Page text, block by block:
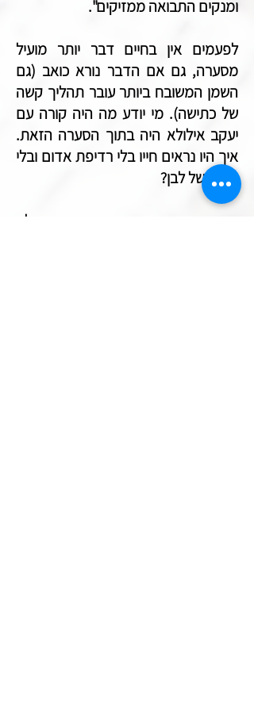
ומנקים התבואה ממזיקים".
לפעמים אין בחיים דבר יותר מועיל
מסערה, גם אם הדבר נורא כואב (גם
השמן המשובח ביותר עובר תהליך קשה
של כתישה). מי יודע מה היה קורה עם
יעקב אילולא היה בתוך הסערה הזאת.
איך היו נראים חייו בלי רדיפת אדום ובלי
ניצולו של לבן?
ייתכן מאוד שיעקב היה נשאר אותו ילד